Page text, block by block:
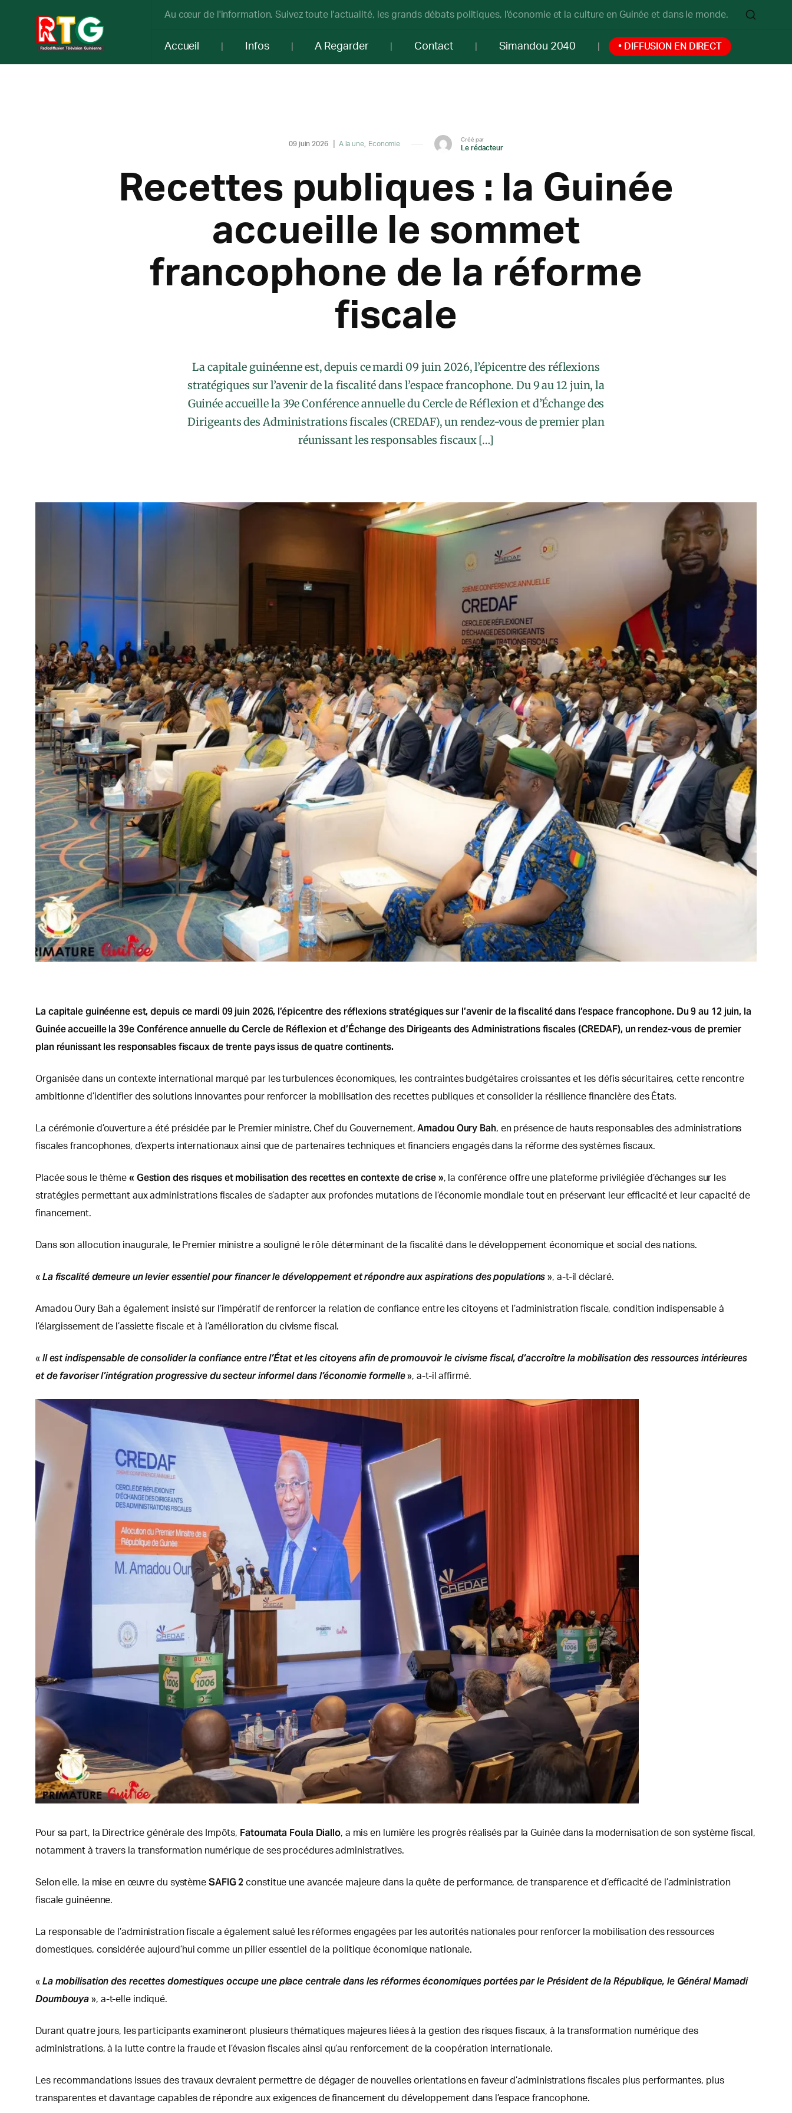
Au cœur de l'information. Suivez toute l'actualité, les grands débats politiques, l'économie et la culture en Guinée et dans le monde.
Accueil Infos A Regarder Contact Simandou 2040 • DIFFUSION EN DIRECT
09 juin 2026 A la une Economie
Créé par
Le rédacteur
Recettes publiques : la Guinée
accueille le sommet
francophone de la réforme
fiscale
La capitale guinéenne est, depuis ce mardi 09 juin 2026, l’épicentre des réflexions
stratégiques sur l’avenir de la fiscalité dans l’espace francophone. Du 9 au 12 juin, la
Guinée accueille la 39e Conférence annuelle du Cercle de Réflexion et d’Échange des
Dirigeants des Administrations fiscales (CREDAF), un rendez-vous de premier plan
réunissant les responsables fiscaux […]
La capitale guinéenne est, depuis ce mardi 09 juin 2026, l’épicentre des réflexions stratégiques sur l’avenir de la fiscalité dans l’espace francophone. Du 9 au 12 juin, la
Guinée accueille la 39e Conférence annuelle du Cercle de Réflexion et d’Échange des Dirigeants des Administrations fiscales (CREDAF), un rendez-vous de premier
plan réunissant les responsables fiscaux de trente pays issus de quatre continents.
Organisée dans un contexte international marqué par les turbulences économiques, les contraintes budgétaires croissantes et les défis sécuritaires, cette rencontre
ambitionne d’identifier des solutions innovantes pour renforcer la mobilisation des recettes publiques et consolider la résilience financière des États.
La cérémonie d’ouverture a été présidée par le Premier ministre, Chef du Gouvernement,Amadou Oury Bah, en présence de hauts responsables des administrations
fiscales francophones, d’experts internationaux ainsi que de partenaires techniques et financiers engagés dans la réforme des systèmes fiscaux.
Placée sous le thème « Gestion des risques et mobilisation des recettes en contexte de crise », la conférence offre une plateforme privilégiée d’échanges sur les
stratégies permettant aux administrations fiscales de s’adapter aux profondes mutations de l’économie mondiale tout en préservant leur efficacité et leur capacité de
financement.
Dans son allocution inaugurale, le Premier ministre a souligné le rôle déterminant de la fiscalité dans le développement économique et social des nations.
« La fiscalité demeure un levier essentiel pour financer le développement et répondre aux aspirations des populations », a-t-il déclaré.
Amadou Oury Bah a également insisté sur l’impératif de renforcer la relation de confiance entre les citoyens et l’administration fiscale, condition indispensable à
l’élargissement de l’assiette fiscale et à l’amélioration du civisme fiscal.
« Il est indispensable de consolider la confiance entre l’État et les citoyens afin de promouvoir le civisme fiscal, d’accroître la mobilisation des ressources intérieures
et de favoriser l’intégration progressive du secteur informel dans l’économie formelle», a-t-il affirmé.
Pour sa part, la Directrice générale des Impôts, Fatoumata Foula Diallo, a mis en lumière les progrès réalisés par la Guinée dans la modernisation de son système fiscal,
notamment à travers la transformation numérique de ses procédures administratives.
Selon elle, la mise en œuvre du système SAFIG 2 constitue une avancée majeure dans la quête de performance, de transparence et d’efficacité de l’administration
fiscale guinéenne.
La responsable de l’administration fiscale a également salué les réformes engagées par les autorités nationales pour renforcer la mobilisation des ressources
domestiques, considérée aujourd’hui comme un pilier essentiel de la politique économique nationale.
« La mobilisation des recettes domestiques occupe une place centrale dans les réformes économiques portées par le Président de la République, le Général Mamadi
Doumbouya», a-t-elle indiqué.
Durant quatre jours, les participants examineront plusieurs thématiques majeures liées à la gestion des risques fiscaux, à la transformation numérique des
administrations, à la lutte contre la fraude et l’évasion fiscales ainsi qu’au renforcement de la coopération internationale.
Les recommandations issues des travaux devraient permettre de dégager de nouvelles orientations en faveur d’administrations fiscales plus performantes, plus
transparentes et davantage capables de répondre aux exigences de financement du développement dans l’espace francophone.